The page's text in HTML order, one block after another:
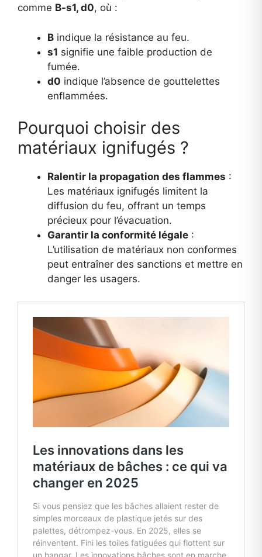
comme B-s1, d0, où :
B indique la résistance au feu.
s1 signifie une faible production de
fumée.
d0 indique l’absence de gouttelettes
enflammées.
Pourquoi choisir des
matériaux ignifugés ?
Ralentir la propagation des flammes :
Les matériaux ignifugés limitent la
diffusion du feu, offrant un temps
précieux pour l’évacuation.
Garantir la conformité légale :
L’utilisation de matériaux non conformes
peut entraîner des sanctions et mettre en
danger les usagers.